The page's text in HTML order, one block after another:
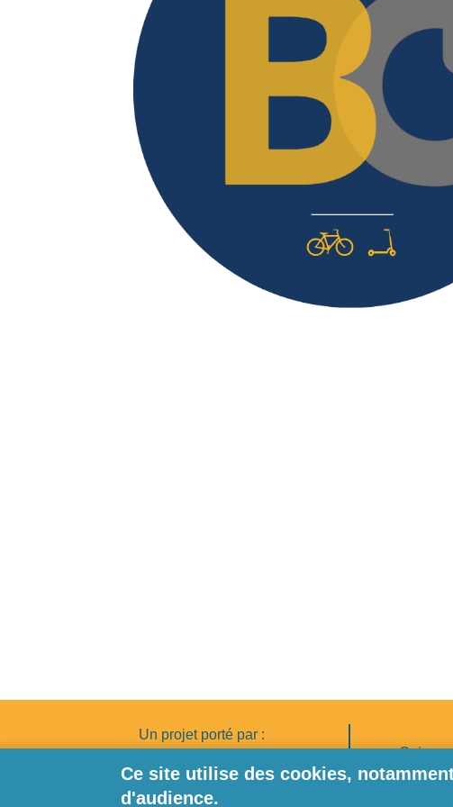
Un projet porté par :
Pied
Qui
Ce site utilise des cookies,
d'audience.